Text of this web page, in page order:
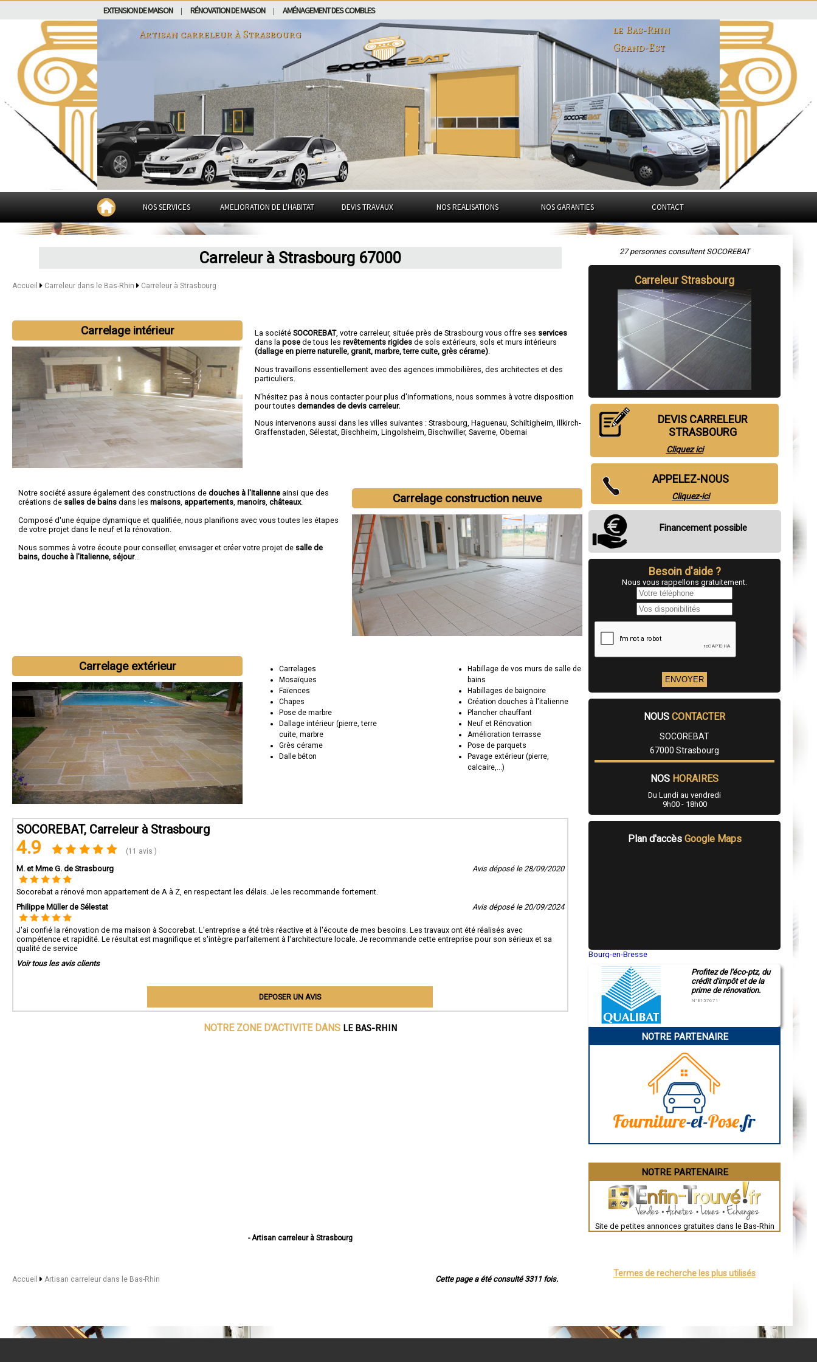
EXTENSION DE MAISON RÉNOVATION DE MAISON AMÉNAGEMENT DES COMBLES
Artisan carreleur àStrasbourg
le Bas-Rhin
Grand-Est
NOS SERVICES AMELIORATION DE L'HABITAT DEVIS TRAVAUX NOS REALISATIONS NOS GARANTIES CONTACT
Carreleur à Strasbourg 67000
Accueil Carreleur dans le Bas-Rhin Carreleur à Strasbourg
Carrelage intérieur La sociétéSOCOREBAT,votre carreleur, située près de Strasbourg vous offre ses services
dans lapose de tous lesrevêtements rigides de sols extérieurs, sols et murs intérieurs
(dallage en pierre naturelle, granit, marbre, terre cuite, grès cérame)
Nous travaillons essentiellement avec des agences immobilières, des architectes et des
particuliers.
N'hésitez pas à nous contacter pour plus d'informations, nous sommes à votre disposition
pour toutesdemandes de devis carreleur.
Nous intervenons aussi dans les villes suivantes :Strasbourg ,Haguenau ,Schiltigheim ,Illkirch-
Graffenstaden ,Sélestat ,Bischheim ,Lingolsheim ,Bischwiller,Saverne ,Obernai
Carrelage construction neuve
Notre société assure également des constructions de douches à l'italienne ainsi que des
créations de salles de bains dans les maisons, appartements, manoirs, châteaux.
Composé d'une équipe dynamique et qualifiée, nous planifions avec vous toutes les étapes
de votre projet dans le neuf et la rénovation.
Nous sommes à votre écoute pour conseiller, envisager et créer votre projet de salle de
bains, douche à l'italienne, séjour...
Carrelage extérieur
Carrelages
Mosaïques
Faïences
Chapes
Pose de marbre
Dallage intérieur (pierre, terre
cuite, marbre
Grès cérame
Dalle béton
Habillage de vos murs de salle de
bains
Habillages de baignoire
Création douches à l'italienne
Plancher chauffant
Neuf et Rénovation
Amélioration terrasse
Pose de parquets
Pavage extérieur (pierre,
calcaire,...)
SOCOREBAT, Carreleur à Strasbourg
4.9 (11 avis )
M. et Mme G. de Strasbourg Avis déposé le 28/09/2020
Socorebat a rénové mon appartement de A à Z, en respectant les délais. Je les recommande fortement.
Philippe Müller de Sélestat
Avis déposé le 20/09/2024
J'ai confié la rénovation de ma maison à Socorebat. L'entreprise a été très réactive et à l'écoute de mes besoins. Les travaux ont été réalisés avec
compétence et rapidité. Le résultat est magnifique et s'intègre parfaitement à l'architecture locale. Je recommande cette entreprise pour son sérieux et sa
qualité de service
Voir tous les avis clients
DEPOSER UN AVIS
NOTRE ZONE D'ACTIVITE DANS LE BAS-RHIN
- Artisan carreleur à Strasbourg
- Artisan carreleur à Saverne
- Artisan carreleur à Obernai
Cette page a été consulté 3311 fois.
Accueil Artisan carreleur dans le Bas-Rhin
27 personnes consultent SOCOREBAT
Carreleur Strasbourg
DEVIS CARRELEUR
STRASBOURG
Cliquez ici
APPELEZ-NOUS
Cliquez-ici
Financement possible
Besoin d'aide ?
Nous vous rappellons gratuitement.
NOUS CONTACTER
SOCOREBAT
67000 Strasbourg
NOS HORAIRES
Du Lundi au vendredi
9h00 - 18h00
Plan d'accès Google Maps
Bourg-en-Bresse
Montluçon
Manosque
Gap
Charleville-Mézières
Pamiers
Narbonne
Brive-la-Gaillarde
Guéret
Besançon
Évreux
Chartres
Nîmes
Auch
Le Puy-en-Velay
Nantes
Profitez de l'éco-ptz, du
crédit d'impôt et de la
prime de rénovation.
N°E157671
NOTRE PARTENAIRE
NOTRE PARTENAIRE
Site de petites annonces gratuites dans le Bas-Rhin
Termes de recherche les plus utilisés